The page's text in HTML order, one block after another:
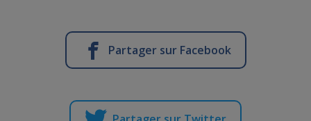
Partager sur Facebook